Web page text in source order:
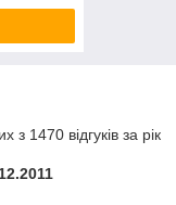
з 1470 відгуків за рік